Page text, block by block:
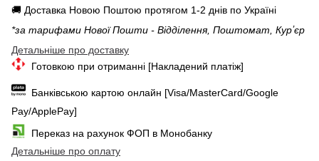
🚚 Доставка Новою Поштою протягом 1-2 днів по Україні
*за тарифами Нової Пошти - Відділення, Поштомат, Курʼєр
Детальніше про доставку
Готовкою при отриманні [Накладений платіж]
Банківською картою онлайн [Visa/MasterCard/Google
Pay/ApplePay]
Переказ на рахунок ФОП в Монобанку
Детальніше про оплату